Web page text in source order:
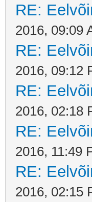
RE:
2016, 09:09
RE:
2016, 09:12
RE:
2016, 02:18
RE:
2016, 11:49
RE:
2016, 02:15